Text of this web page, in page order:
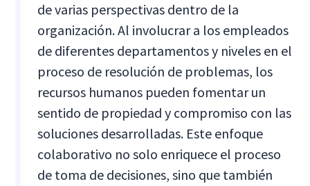
de varias perspectivas dentro de la
organización. Al involucrar a los empleados
de diferentes departamentos y niveles en el
proceso de resolución de problemas, los
recursos humanos pueden fomentar un
sentido de propiedad y compromiso con las
soluciones desarrolladas. Este enfoque
colaborativo no solo enriquece el proceso
de toma de decisiones, sino que también